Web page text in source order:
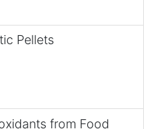
Pellets
from Food